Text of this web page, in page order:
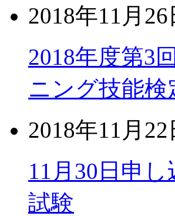
2018年11月26
2018年度第3
ニング技能
2018年11月22
11月30日申
試験